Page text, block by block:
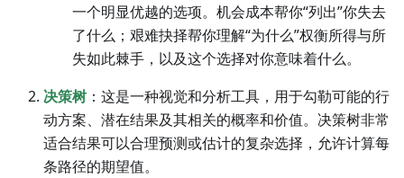
一个明显优越的选项。机会成本帮你“列出”你失去
了什么；艰难抉择帮你理解“为什么”权衡所得与所
失如此棘手，以及这个选择对你意味着什么。
决策树 ：这是一种视觉和分析工具，用于勾勒可能的行
动方案、潜在结果及其相关的概率和价值。决策树非常
适合结果可以合理预测或估计的复杂选择，允许计算每
条路径的期望值。